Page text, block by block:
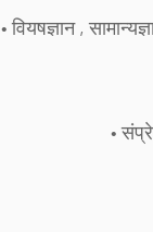
• वियषज्ञान ,
•